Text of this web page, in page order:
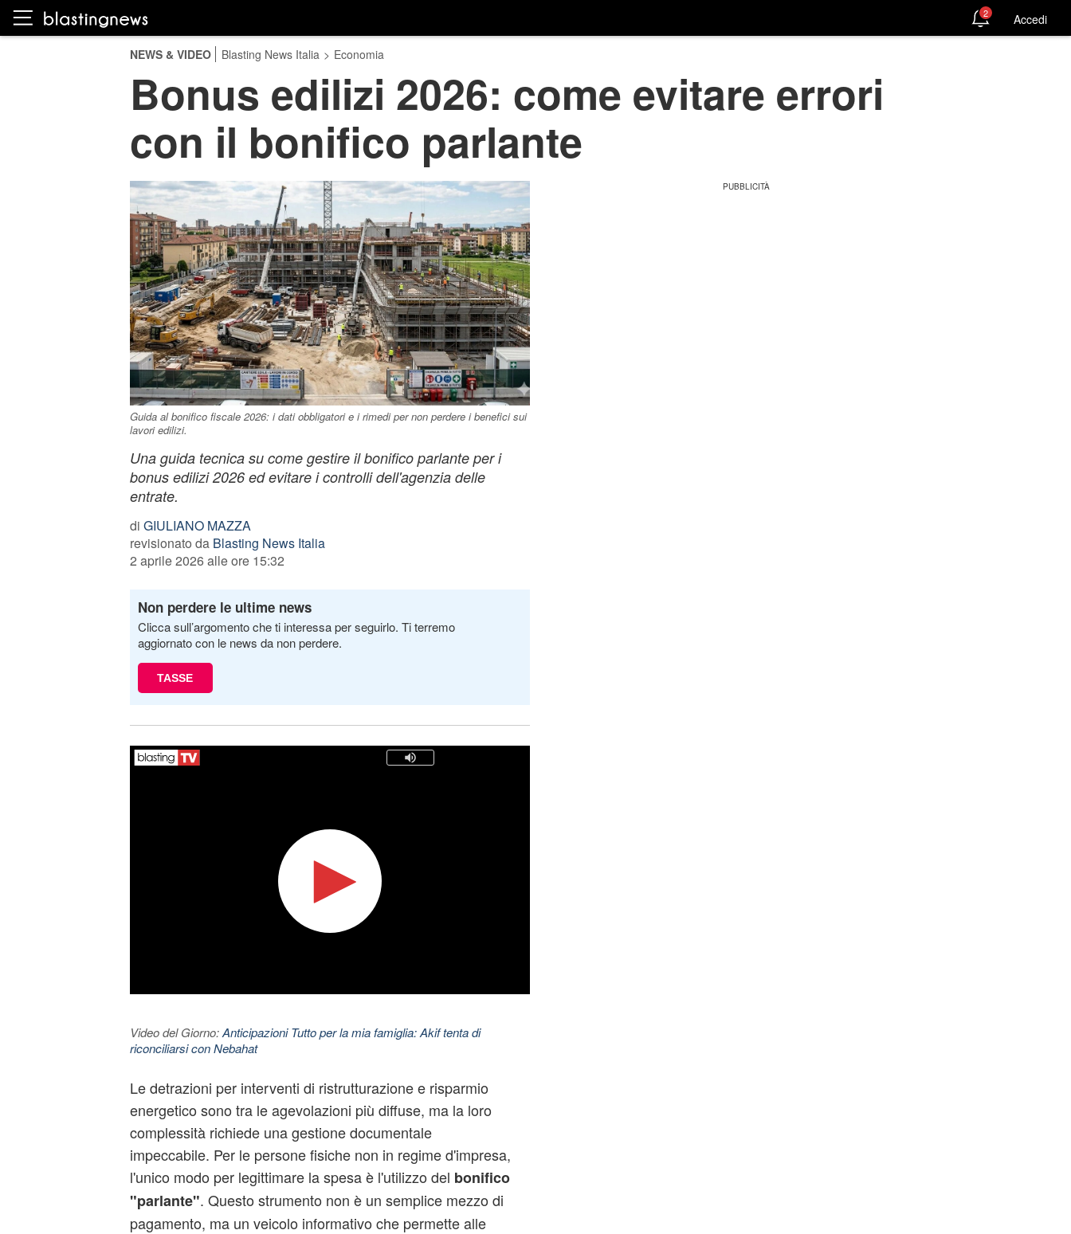
2 Accedi
NEWS & VIDEO Blasting News Italia > Economia
Bonus edilizi 2026: come evitare errori
con il bonifico parlante
Guida al bonifico fiscale 2026: i dati obbligatori e i rimedi per non perdere i benefici sui
lavori edilizi.
Una guida tecnica su come gestire il bonifico parlante per i
bonus edilizi 2026 ed evitare i controlli dell'agenzia delle
entrate.
di GIULIANO MAZZA
revisionato da Blasting News Italia
2 aprile 2026 alle ore 15:32
Non perdere le ultime news
Clicca sull’argomento che ti interessa per seguirlo. Ti terremo
aggiornato con le news da non perdere.
TASSE
Video del Giorno:Anticipazioni Tutto per la mia famiglia: Akif tenta di
riconciliarsi con Nebahat
Ledetrazioni per interventi di ristrutturazione e risparmio
energetico sono tra le agevolazioni più diffuse, ma la loro
complessità richiede una gestione documentale
impeccabile. Per le persone fisiche non in regime d'impresa,
l'unico modo per legittimare la spesa è l'utilizzo del bonifico
"parlante". Questo strumento non è un semplice mezzo di
pagamento, ma un veicolo informativo che permette alle